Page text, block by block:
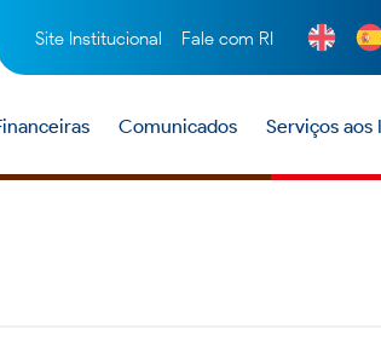
Site Institucional Fale com RI
Comunicados Serviços aos